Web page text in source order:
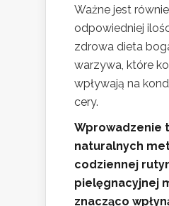
Ważne jest
odpowiedniej
zdrowa dieta
warzywa, które
wpływają na
cery.
Wprowadzenie
naturalnych
codziennej
pielęgnacyjnej
znacząco